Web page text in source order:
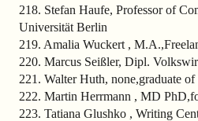
218. Stefan Haufe, Professor of
Universität Berlin
219. Amalia Wuckert ,
220. Marcus Seißler, Dipl.
221. Walter Huth, none,graduate
222. Martin Herrmann , MD
223. Tatiana Glushko , Writing